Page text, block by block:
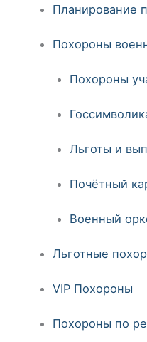
Планирование
Похороны
Похороны
Льготы и
Почётный
Военный
Льготные
VIP Похороны
Похороны по